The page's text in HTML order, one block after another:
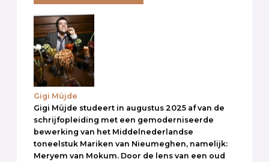
Gigi Müjde
Gigi Müjde studeert in augustus 2025 af van de
schrijfopleiding met een gemoderniseerde
bewerking van het Middelnederlandse
toneelstuk Mariken van Nieumeghen, namelijk:
Meryem van Mokum. Door de lens van een oud